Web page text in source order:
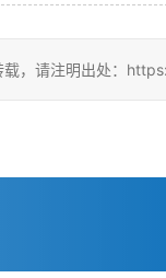
载，请注明出处：